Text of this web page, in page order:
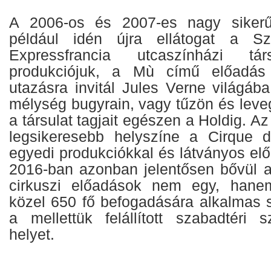
A 2006-os és 2007-es nagy
például idén újra ellátogat a
Expressfrancia utcaszínházi
produkciójuk, a Mù című
utazásra invitál Jules Verne
mélység bugyrain, vagy tűzön és
a társulat tagjait egészen a Holdig.
legsikeresebb helyszíne a Cirque
egyedi produkciókkal és látványos
2016-ban azonban jelentősen bővül
cirkuszi előadások nem egy,
közel 650 fő befogadására alkalmas
a mellettük felállított szabadtéri
helyet.